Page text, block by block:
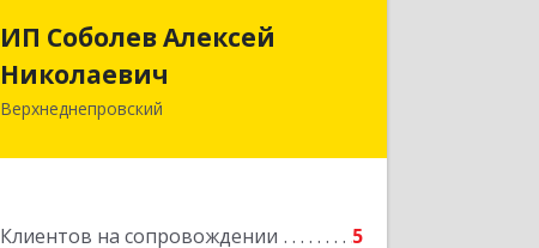
ИП Соболев Алексей
Николаевич
Верхнеднепровский
Клиентов на сопровождении 5
ИП Соболев Алексей
Николаевич